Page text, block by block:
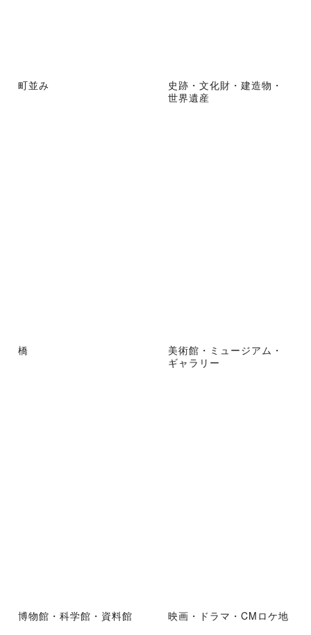
町並み
史跡・文化財・建造物・
世界遺産
橋
美術館・ミュージアム・
ギャラリー
博物館・科学館・資料館 映画・ドラマ・CMロケ地